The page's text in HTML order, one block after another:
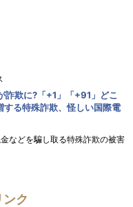
詐欺に?「+1」「+91」どこ
る特殊詐欺、怪しい国際電
などを騙し取る特殊詐欺の被害
ク